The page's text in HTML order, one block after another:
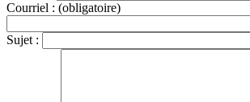
Courriel : (obligatoire)
Sujet :